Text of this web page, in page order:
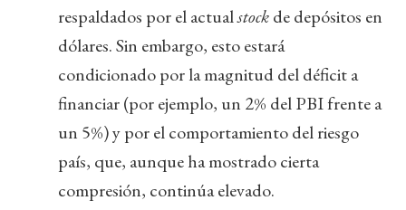
respaldados por el actualstockde depósitos en
dólares. Sin embargo, esto estará
condicionado por la magnitud del déficit a
financiar (por ejemplo, un 2% del PBI frente a
un 5%) y por el comportamiento del riesgo
país, que, aunque ha mostrado cierta
compresión, continúa elevado.